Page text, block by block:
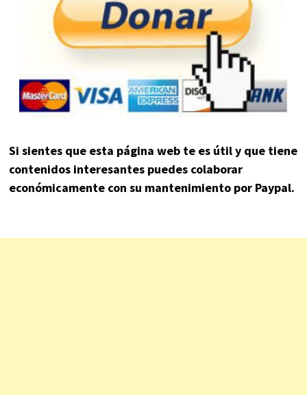
Si sientes que esta página web te es útil y que tiene
contenidos interesantes puedes colaborar
económicamente con su mantenimiento por Paypal.